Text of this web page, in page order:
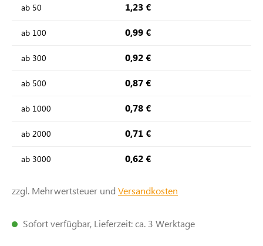
ab 50 1,23 €
ab 100 0,99 €
ab 300 0,92 €
ab 500 0,87 €
ab 1000 0,78 €
ab 2000 0,71 €
ab 3000 0,62 €
zzgl. Mehrwertsteuer und Versandkosten
Sofort verfügbar, Lieferzeit: ca. 3 Werktage